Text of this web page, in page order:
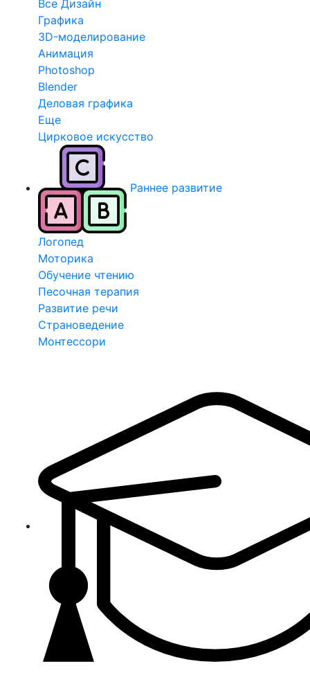
Все Дизайн
Графика
3D-моделирование
Анимация
Photoshop
Blender
Деловая графика
Еще
Цирковое искусство
Раннее развитие
Логопед
Моторика
Обучение чтению
Песочная терапия
Развитие речи
Страноведение
Монтессори